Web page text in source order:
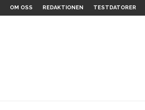
OM OSS REDAKTIONEN TESTDATORER